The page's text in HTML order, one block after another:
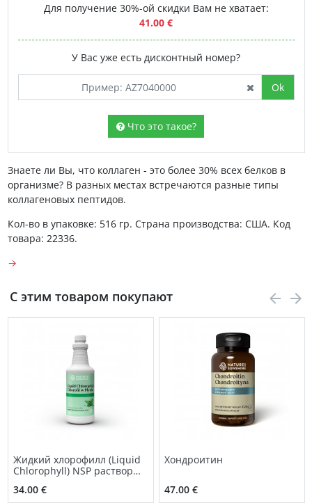
Для получение 30%-ой скидки Вам не хватает:
41.00 €
У Вас уже есть дисконтный номер?
Ok
Что это такое?
Знаете ли Вы, что коллаген - это более 30% всех белков в
организме? В разных местах встречаются разные типы
коллагеновых пептидов.
Кол-во в упаковке: 516 гр. Страна производства: США. Код
товара: 22336.
→
С этим товаром покупают
Жидкий хлорофилл (Liquid
Chlorophyll) NSP раствор
34.00 €
Хондроитин
47.00 €